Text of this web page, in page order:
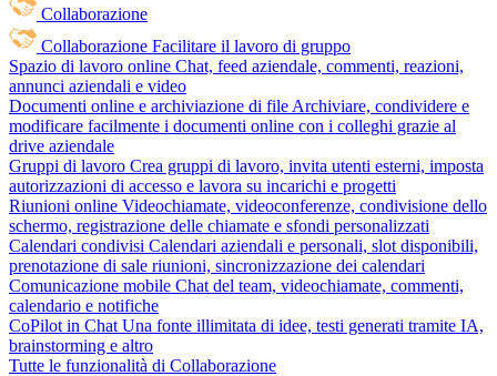
Collaborazione
Collaborazione Facilitare il lavoro di gruppo
Spazio di lavoro online Chat, feed aziendale, commenti, reazioni,
annunci aziendali e video
Documenti online e archiviazione di file Archiviare, condividere e
modificare facilmente i documenti online con i colleghi grazie al
drive aziendale
Gruppi di lavoro Crea gruppi di lavoro, invita utenti esterni, imposta
autorizzazioni di accesso e lavora su incarichi e progetti
Riunioni online Videochiamate, videoconferenze, condivisione dello
schermo, registrazione delle chiamate e sfondi personalizzati
Calendari condivisi Calendari aziendali e personali, slot disponibili,
prenotazione di sale riunioni, sincronizzazione dei calendari
Comunicazione mobile Chat del team, videochiamate, commenti,
calendario e notifiche
CoPilot in Chat Una fonte illimitata di idee, testi generati tramite IA,
brainstorming e altro
Tutte le funzionalità di Collaborazione